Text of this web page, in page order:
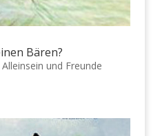
Bären?
und Freunde